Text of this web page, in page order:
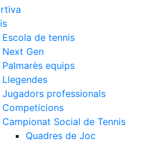
Escola de tennis
Next Gen
Palmarès equips
Llegendes
Jugadors professionals
Competicions
Campionat Social de Tennis
Quadres de Joc